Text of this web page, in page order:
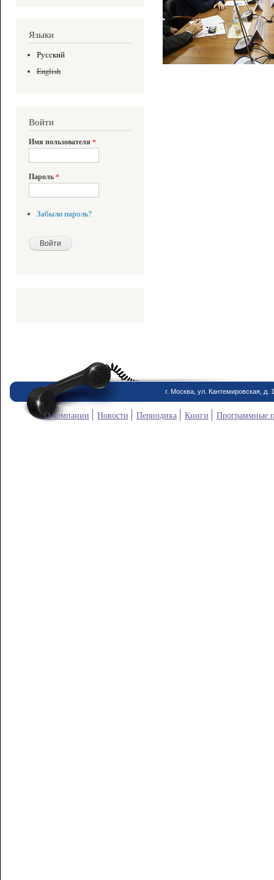
Языки
Русский
English
Войти
Имя пользователя *
Пароль*
Забыли пароль?
г. Москва, ул. Кантемировская, д.
О компании Новости Периодика Книги Программные